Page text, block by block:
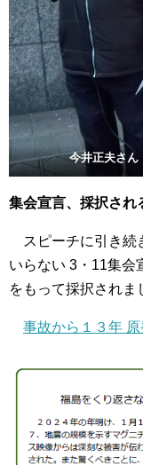
今井正夫さん
集会宣言、採択され
スピーチに引き続
いらない 3・11集会
をもって採択されま
事故から１３年